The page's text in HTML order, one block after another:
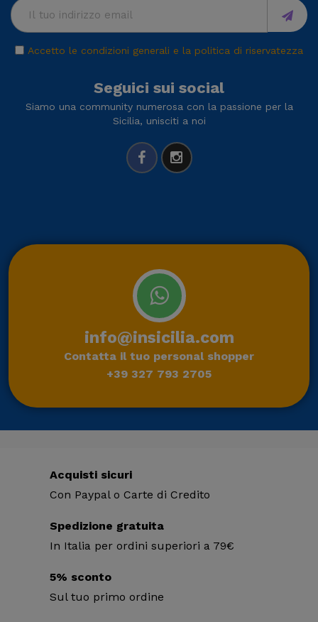
Accetto le condizioni generali e la politica di riservatezza
Seguici sui social
Siamo una community numerosa con la passione per la
Sicilia, unisciti a noi
info@insicilia.com
Contatta il tuo personal shopper
+39 327 793 2705
Acquisti sicuri
Con Paypal o Carte di Credito
Spedizione gratuita
In Italia per ordini superiori a 79€
5% sconto
Sul tuo primo ordine